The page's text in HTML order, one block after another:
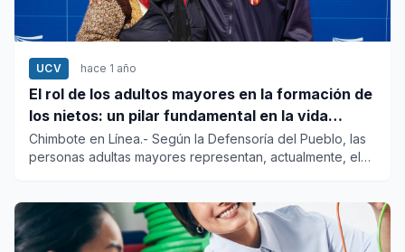
UCV hace 1 año
El rol de los adultos mayores en la formación de
los nietos: un pilar fundamental en la vida
familiar
Chimbote en Línea.- Según la Defensoría del Pueblo, las
personas adultas mayores representan, actualmente, el